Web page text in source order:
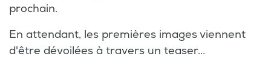
prochain.
En attendant, les premières images viennent
d'être dévoilées à travers un teaser...